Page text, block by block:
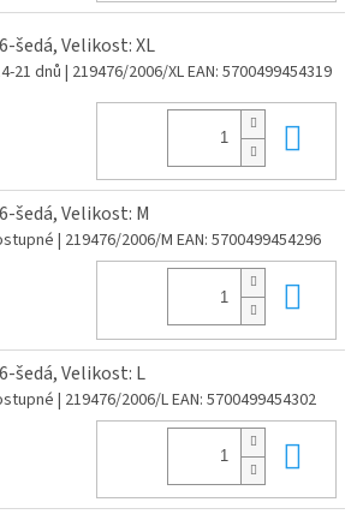
šedá, Velikost: XL
21 dnů| 219476/2006/XLEAN: 5700499454319
šedá, Velikost: M
| 219476/2006/M EAN: 5700499454296
šedá, Velikost: L
| 219476/2006/LEAN: 5700499454302